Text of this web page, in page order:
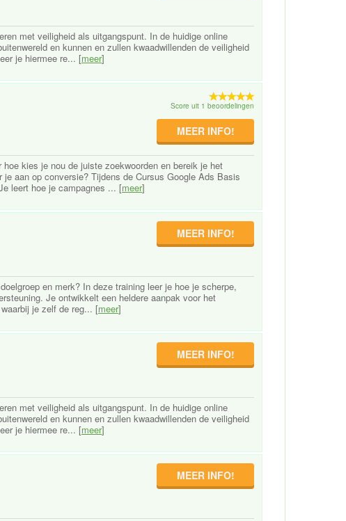
met veiligheid als uitgangspunt. In de huidige online
en kunnen en zullen kwaadwillenden de veiligheid
je hiermee re... [meer]
Score uit 1 beoordelingen
MEER INFO!
kies je nou de juiste zoekwoorden en bereik je het
aan op conversie? Tijdens de Cursus Google Ads Basis
leert hoe je campagnes ... [meer]
MEER INFO!
en merk? In deze training leer je hoe je scherpe,
Je ontwikkelt een heldere aanpak voor het
je zelf de reg... [meer]
MEER INFO!
met veiligheid als uitgangspunt. In de huidige online
en kunnen en zullen kwaadwillenden de veiligheid
je hiermee re... [meer]
MEER INFO!